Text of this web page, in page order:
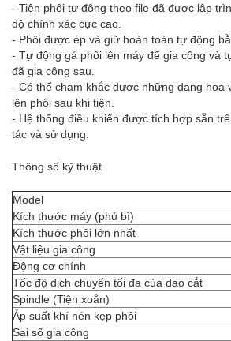
- Tiện phôi tự động theo file đã được lập
độ chính xác cực cao.
- Phôi được ép và giữ hoàn toàn tự động
- Tự động gá phôi lên máy để gia công và
đã gia công sau.
- Có thể chạm khắc được những dạng hoa
lên phôi sau khi tiện.
- Hệ thống điều khiển được tích hợp sẵn
tác và sử dụng.
Thông số kỹ thuật
Model
Kích thước máy (phủ bì)
Kích thước phôi lớn nhất
Vật liệu gia công
Động cơ chính
Tốc độ dịch chuyển tối đa của dao cắt
Spindle (Tiện xoắn)
Áp suất khí nén kẹp phôi
Sai số gia công